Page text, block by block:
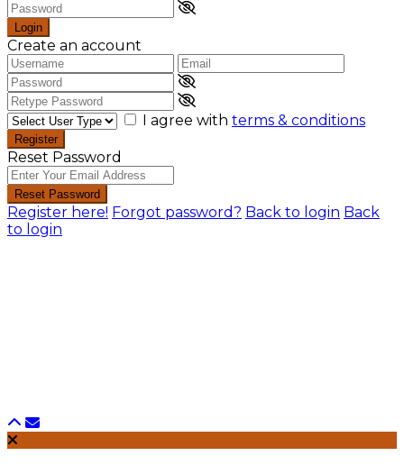
Login
Create an account
I agree with terms & conditions
Register
Reset Password
Reset Password
Register here! Forgot password? Back to login Back
to login